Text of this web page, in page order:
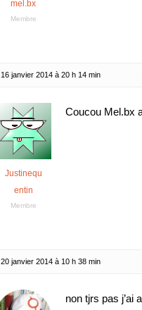
mel.bx
Membre
16 janvier 2014 à 20 h 14 min
Justinequ
entin
Membre
Coucou Mel.bx
20 janvier 2014 à 10 h 38 min
non tjrs pas j’ai